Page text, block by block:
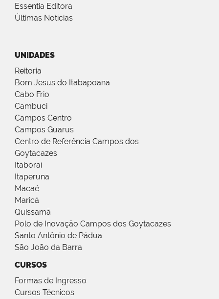
Essentia Editora
Últimas Notícias
UNIDADES
Reitoria
Bom Jesus do Itabapoana
Cabo Frio
Cambuci
Campos Centro
Campos Guarus
Centro de Referência Campos dos
Goytacazes
Itaboraí
Itaperuna
Macaé
Maricá
Quissamã
Polo de Inovação Campos dos Goytacazes
Santo Antônio de Pádua
São João da Barra
CURSOS
Formas de Ingresso
Cursos Técnicos